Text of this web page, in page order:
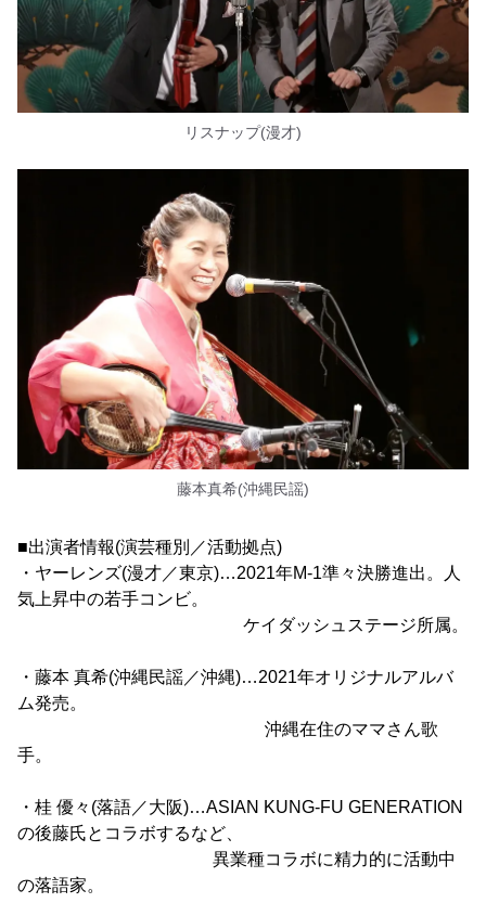
リスナップ(漫才)
藤本真希(沖縄民謡)
■出演者情報(演芸種別／活動拠点)
・ヤーレンズ(漫才／東京)…2021年M-1準々決勝進出。人
気上昇中の若手コンビ。
ケイダッシュステージ所属。
・藤本 真希(沖縄民謡／沖縄)…2021年オリジナルアルバ
ム発売。
沖縄在住のママさん歌
手。
・桂 優々(落語／大阪)…ASIAN KUNG-FU GENERATION
の後藤氏とコラボするなど、
異業種コラボに精力的に活動中
の落語家。